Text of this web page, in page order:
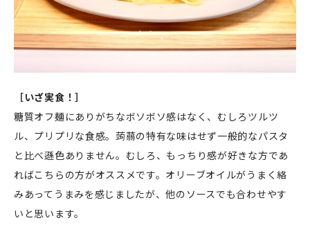
［いざ実食！］
糖質オフ麺にありがちなボソボソ感はなく、むしろツルツ
ル、プリプリな食感。蒟蒻の特有な味はせず一般的なパスタ
と比べ遜色ありません。むしろ、もっちり感が好きな方であ
ればこちらの方がオススメです。オリーブオイルがうまく絡
みあってうまみを感じましたが、他のソースでも合わせやす
いと思います。